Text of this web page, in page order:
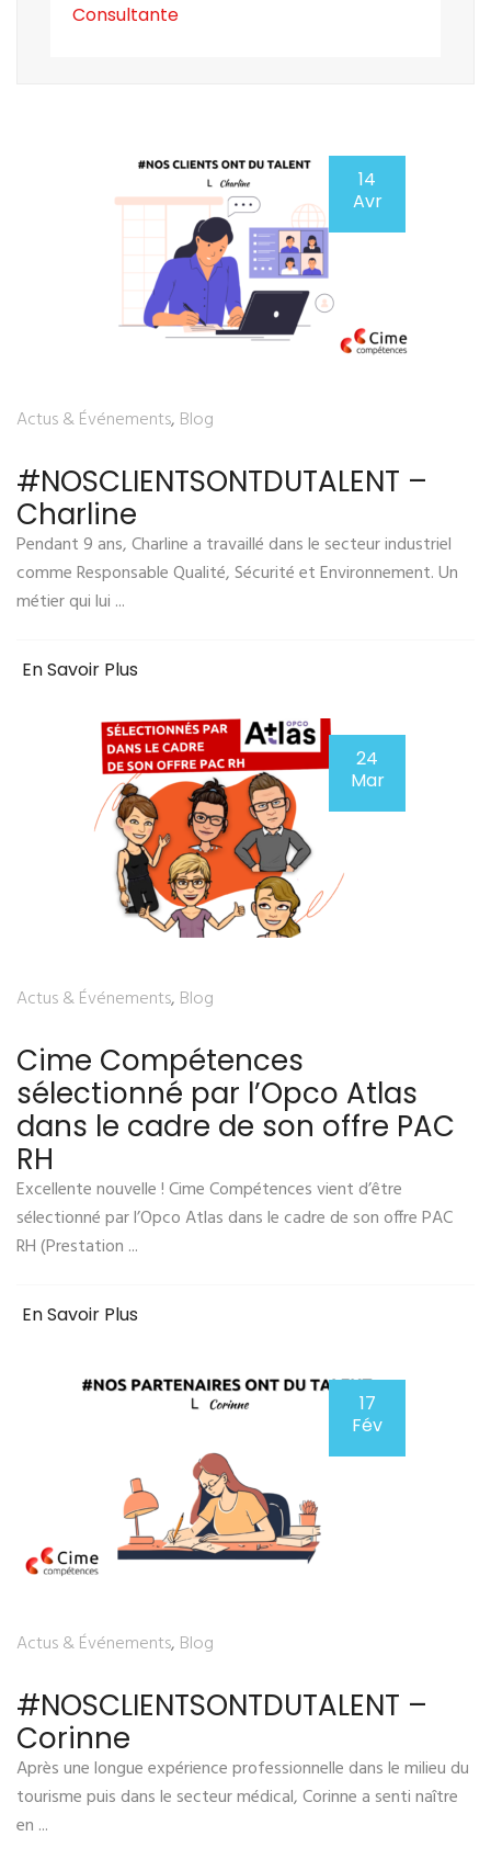
Consultante
14
Avr
Actus & Événements, Blog
#NOSCLIENTSONTDUTALENT –
Charline
Pendant 9 ans, Charline a travaillé dans le secteur industriel
comme Responsable Qualité, Sécurité et Environnement. Un
métier qui lui ...
En Savoir Plus
24
Mar
Actus & Événements, Blog
Cime Compétences
sélectionné par l’Opco Atlas
dans le cadre de son offre PAC
RH
Excellente nouvelle ! Cime Compétences vient d’être
sélectionné par l’Opco Atlas dans le cadre de son offre PAC
RH (Prestation ...
En Savoir Plus
17
Fév
Actus & Événements, Blog
#NOSCLIENTSONTDUTALENT –
Corinne
Après une longue expérience professionnelle dans le milieu du
tourisme puis dans le secteur médical, Corinne a senti naître
en ...